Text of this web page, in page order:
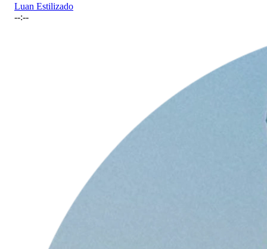
Luan Estilizado
--:--